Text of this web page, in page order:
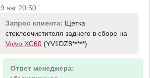
9 авг 20:50
Запрос клиента:
Щетка
стеклоочистителя заднего в сборе на
Volvo XC60(YV1DZ8*****)
Ответ менеджера: